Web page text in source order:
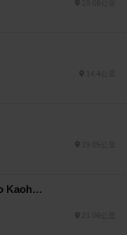
14.4公里
19.05公里
高雄日航酒店 Hotel Nikko Kaohsiung